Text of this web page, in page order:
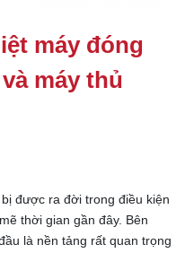
máy đóng
máy thủ
được ra đời trong điều kiện
thời gian gần đây. Bên
là nền tảng rất quan trọng